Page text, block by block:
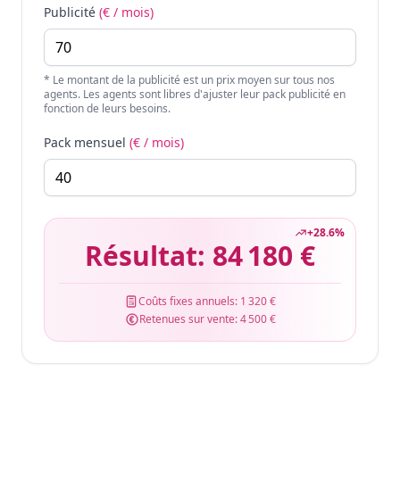
Publicité (€ / mois)
* Le montant de la publicité est un prix moyen sur tous nos
agents. Les agents sont libres d'ajuster leur pack publicité en
fonction de leurs besoins.
Pack mensuel (€ / mois)
+28.6%
Résultat: 84 180 €
Coûts fixes annuels: 1 320 €
Retenues sur vente:4 500 €